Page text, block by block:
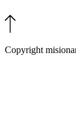
Copyright